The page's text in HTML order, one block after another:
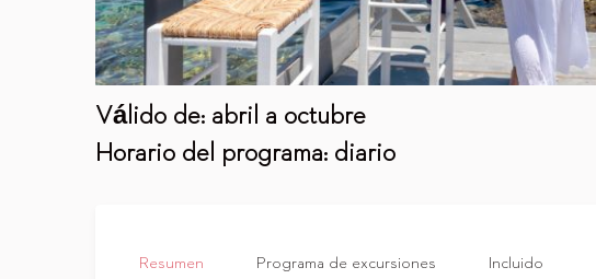
Válido de: abril a octubre
Horario del programa: diario
Resumen Programa de excursiones Incluido